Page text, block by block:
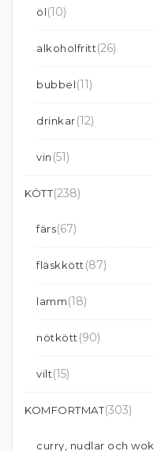
öl(10)
alkoholfritt(26)
bubbel(11)
drinkar(12)
vin (51)
KÖTT(238)
färs(67)
fläskkött (87)
lamm(18)
nötkött (90)
vilt(15)
KOMFORTMAT(303)
curry, nudlar och wok